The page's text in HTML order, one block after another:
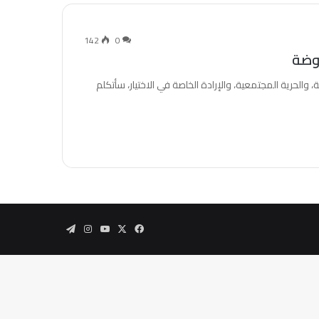
0
142
المجتمعية، والإرادة الخاصة في الاختيار، سأتكلم
فيسبوك ‫YouTubeانستقرام